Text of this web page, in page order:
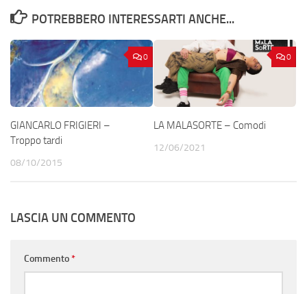
POTREBBERO INTERESSARTI ANCHE...
0
GIANCARLO FRIGIERI –
Troppo tardi
08/10/2015
0
LA MALASORTE – Comodi
12/06/2021
LASCIA UN COMMENTO
Commento*